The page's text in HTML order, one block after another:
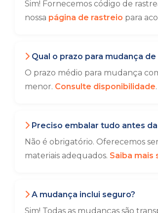
Sim! Fornecemos código de
nossa página de rastreio para
Qual o prazo para mudança
O prazo médio para mudança
menor. Consulte disponibilidade.
Preciso embalar tudo antes
Não é obrigatório. Oferecemos
materiais adequados. Saiba mais
A mudança inclui seguro?
Sim! Todas as mudanças são